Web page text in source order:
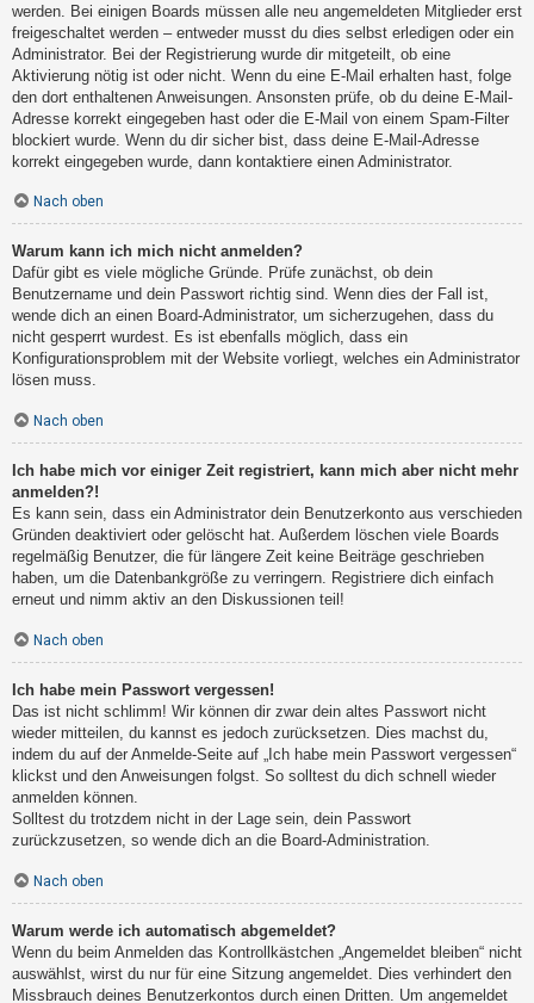
werden. Bei einigen Boards müssen alle neu angemeldeten Mitglieder erst
freigeschaltet werden – entweder musst du dies selbst erledigen oder ein
Administrator. Bei der Registrierung wurde dir mitgeteilt, ob eine
Aktivierung nötig ist oder nicht. Wenn du eine E-Mail erhalten hast, folge
den dort enthaltenen Anweisungen. Ansonsten prüfe, ob du deine E-Mail-
Adresse korrekt eingegeben hast oder die E-Mail von einem Spam-Filter
blockiert wurde. Wenn du dir sicher bist, dass deine E-Mail-Adresse
korrekt eingegeben wurde, dann kontaktiere einen Administrator.
Nach oben
Warum kann ich mich nicht anmelden?
Dafür gibt es viele mögliche Gründe. Prüfe zunächst, ob dein
Benutzername und dein Passwort richtig sind. Wenn dies der Fall ist,
wende dich an einen Board-Administrator, um sicherzugehen, dass du
nicht gesperrt wurdest. Es ist ebenfalls möglich, dass ein
Konfigurationsproblem mit der Website vorliegt, welches ein Administrator
lösen muss.
Nach oben
Ich habe mich vor einiger Zeit registriert, kann mich aber nicht mehr
anmelden?!
Es kann sein, dass ein Administrator dein Benutzerkonto aus verschieden
Gründen deaktiviert oder gelöscht hat. Außerdem löschen viele Boards
regelmäßig Benutzer, die für längere Zeit keine Beiträge geschrieben
haben, um die Datenbankgröße zu verringern. Registriere dich einfach
erneut und nimm aktiv an den Diskussionen teil!
Nach oben
Ich habe mein Passwort vergessen!
Das ist nicht schlimm! Wir können dir zwar dein altes Passwort nicht
wieder mitteilen, du kannst es jedoch zurücksetzen. Dies machst du,
indem du auf der Anmelde-Seite auf „Ich habe mein Passwort vergessen“
klickst und den Anweisungen folgst. So solltest du dich schnell wieder
anmelden können.
Solltest du trotzdem nicht in der Lage sein, dein Passwort
zurückzusetzen, so wende dich an die Board-Administration.
Nach oben
Warum werde ich automatisch abgemeldet?
Wenn du beim Anmelden das Kontrollkästchen „Angemeldet bleiben“ nicht
auswählst, wirst du nur für eine Sitzung angemeldet. Dies verhindert den
Missbrauch deines Benutzerkontos durch einen Dritten. Um angemeldet